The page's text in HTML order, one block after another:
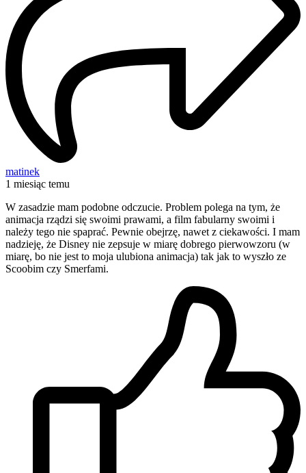
matinek
1 miesiąc temu
W zasadzie mam podobne odczucie. Problem polega na tym, że
animacja rządzi się swoimi prawami, a film fabularny swoimi i
należy tego nie spaprać. Pewnie obejrzę, nawet z ciekawości. I mam
nadzieję, że Disney nie zepsuje w miarę dobrego pierwowzoru (w
miarę, bo nie jest to moja ulubiona animacja) tak jak to wyszło ze
Scoobim czy Smerfami.